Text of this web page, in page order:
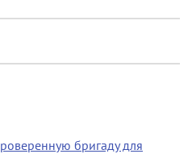
бригаду для